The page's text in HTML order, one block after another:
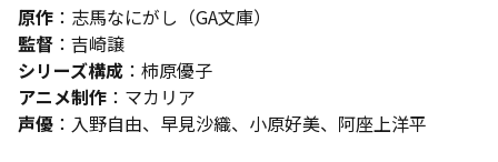
原作 ：志馬なにがし（GA文庫）
監督 ：吉崎譲
シリーズ構成 ：柿原優子
アニメ制作 ：マカリア
声優 ：入野自由、早見沙織、小原好美、阿座上洋平